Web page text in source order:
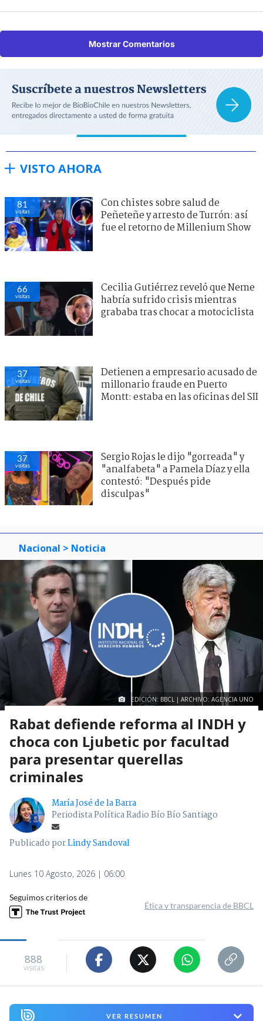
Mostrar Comentarios
VISTO AHORA
81
visitas
Con chistes sobre salud de
Peñeteñe y arresto de Turrón: así
fue el retorno de Millenium Show
66
visitas
Cecilia Gutiérrez reveló que Neme
habría sufrido crisis mientras
grababa tras chocar a motociclista
37
visitas
Detienen a empresario acusado de
millonario fraude en Puerto
Montt: estaba en las oficinas del SII
37
visitas
Sergio Rojas le dijo "gorreada" y
"analfabeta" a Pamela Díaz y ella
contestó: "Después pide
disculpas"
Nacional > Noticia
EDICIÓN: BBCL | ARCHIVO: AGENCIA UNO
Rabat defiende reforma al INDH y
choca con Ljubetic por facultad
para presentar querellas
criminales
María José de la Barra
Periodista Política Radio Bío Bío Santiago
Publicado porLindy Sandoval
Lunes 10 Agosto, 2026 | 06:00
Seguimos criterios de
Ética y transparencia de BBCL
888
visitas
VER RESUMEN